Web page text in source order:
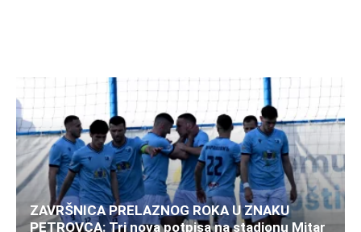
ZAVRŠNICA PRELAZNOG ROKA U ZNAKU
PETROVCA: Tri nova potpisa na stadionu Mitar